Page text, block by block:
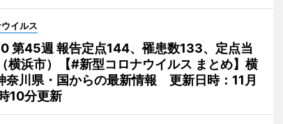
イルス
第45週 報告定点144、罹患数133、定点当
横浜市）【#新型コロナウイルス まとめ】横
奈川県・国からの最新情報 更新日時：11月
10分更新